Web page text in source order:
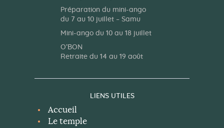
Préparation du mini-ango
du 7 au 10 juillet – Samu
Mini-ango du 10 au 18 juillet
O’BON
Retraite du 14 au 19 août
LIENS UTILES
Accueil
Le temple